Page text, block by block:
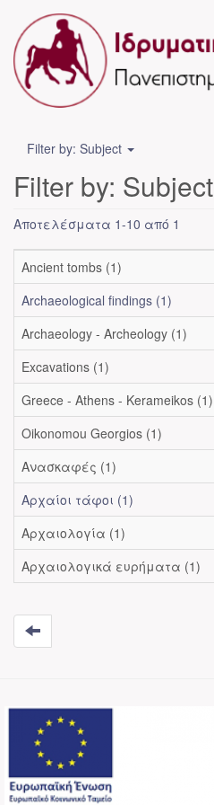
Filter by: Subject
Filter by: Subject
Αποτελέσματα 1-10 από 1
Ancient tombs (1)
Archaeological findings (1)
Archaeology - Archeology (1)
Excavations (1)
Greece - Athens - Kerameikos (1)
Oikonomou Georgios (1)
Ανασκαφές (1)
Αρχαίοι τάφοι (1)
Αρχαιολογία (1)
Αρχαιολογικά ευρήματα (1)